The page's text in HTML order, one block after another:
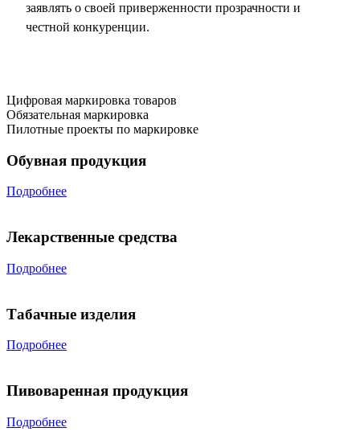
заявлять о своей приверженности прозрачности и
честной конкуренции.
Цифровая маркировка товаров
Обязательная маркировка
Пилотные проекты по маркировке
Обувная продукция
Подробнее
Лекарственные средства
Подробнее
Табачные изделия
Подробнее
Пивоваренная продукция
Подробнее